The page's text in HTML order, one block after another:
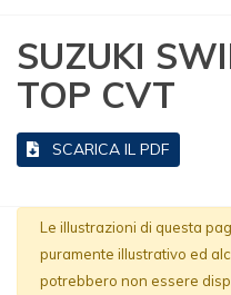
SUZUKI
TOP CVT
SCARICA IL PDF
Le illustrazioni di questa
puramente illustrativo ed
potrebbero non essere